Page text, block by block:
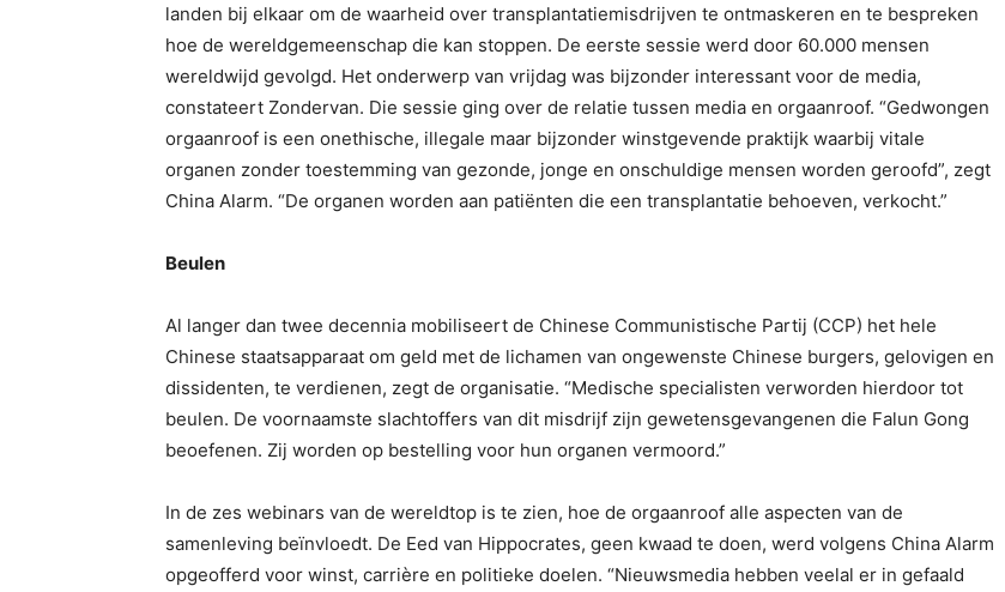
landen bij elkaar om de waarheid over transplantatiemisdrijven te ontmaskeren en te bespreken
hoe de wereldgemeenschap die kan stoppen. De eerste sessie werd door 60.000 mensen
wereldwijd gevolgd. Het onderwerp van vrijdag was bijzonder interessant voor de media,
constateert Zondervan. Die sessie ging over de relatie tussen media en orgaanroof. “Gedwongen
orgaanroof is een onethische, illegale maar bijzonder winstgevende praktijk waarbij vitale
organen zonder toestemming van gezonde, jonge en onschuldige mensen worden geroofd”, zegt
China Alarm. “De organen worden aan patiënten die een transplantatie behoeven, verkocht.”
Beulen
Al langer dan twee decennia mobiliseert de Chinese Communistische Partij (CCP) het hele
Chinese staatsapparaat om geld met de lichamen van ongewenste Chinese burgers, gelovigen en
dissidenten, te verdienen, zegt de organisatie. “Medische specialisten verworden hierdoor tot
beulen. De voornaamste slachtoffers van dit misdrijf zijn gewetensgevangenen die Falun Gong
beoefenen. Zij worden op bestelling voor hun organen vermoord.”
In de zes webinars van de wereldtop is te zien, hoe de orgaanroof alle aspecten van de
samenleving beïnvloedt. De Eed van Hippocrates, geen kwaad te doen, werd volgens China Alarm
opgeofferd voor winst, carrière en politieke doelen. “Nieuwsmedia hebben veelal er in gefaald